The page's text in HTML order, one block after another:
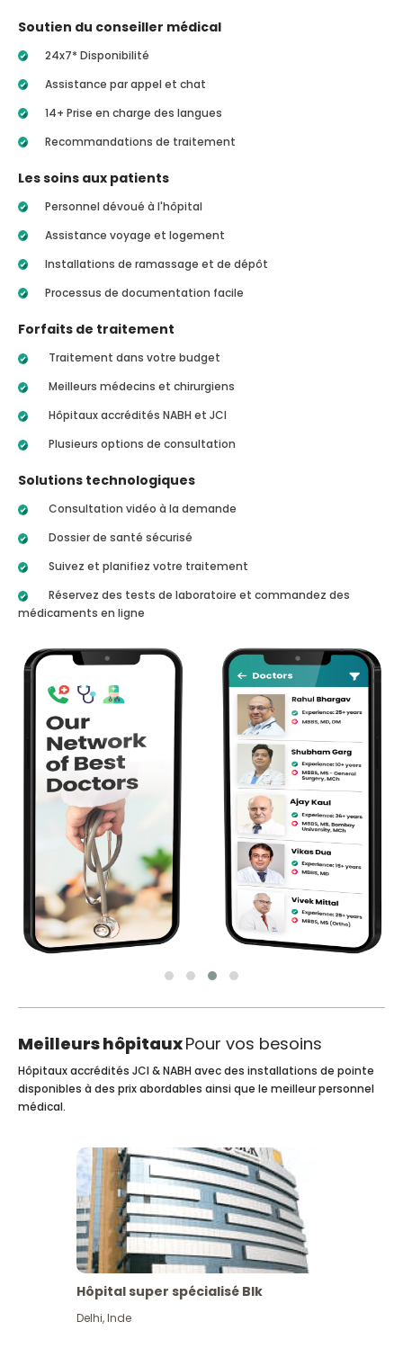
Soutien du conseiller médical
24x7* Disponibilité
Assistance par appel et chat
14+ Prise en charge des langues
Recommandations de traitement
Les soins aux patients
Personnel dévoué à l'hôpital
Assistance voyage et logement
Installations de ramassage et de dépôt
Processus de documentation facile
Forfaits de traitement
Traitement dans votre budget
Meilleurs médecins et chirurgiens
Hôpitaux accrédités NABH et JCI
Plusieurs options de consultation
Solutions technologiques
Consultation vidéo à la demande
Dossier de santé sécurisé
Suivez et planifiez votre traitement
Réservez des tests de laboratoire et commandez des
médicaments en ligne
Meilleurs hôpitauxPour vos besoins
Hôpitaux accrédités JCI & NABH avec des installations de pointe
disponibles à des prix abordables ainsi que le meilleur personnel
médical.
Hôpital super spécialisé Blk
Delhi,Inde